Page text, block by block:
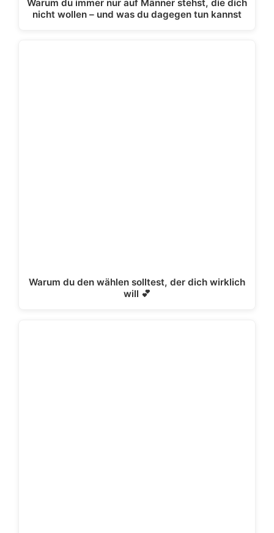
Warum du immer nur auf Männer stehst, die dich
nicht wollen – und was du dagegen tun kannst
Warum du den wählen solltest, der dich wirklich
will 💕